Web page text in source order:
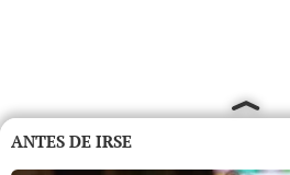
ANTES DE IRSE